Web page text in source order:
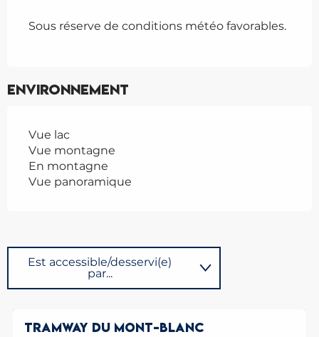
Sous réserve de conditions météo favorables.
Environnement
Vue lac
Vue montagne
En montagne
Vue panoramique
Est accessible/desservi(e)
par...
TRAMWAY DU MONT-BLANC